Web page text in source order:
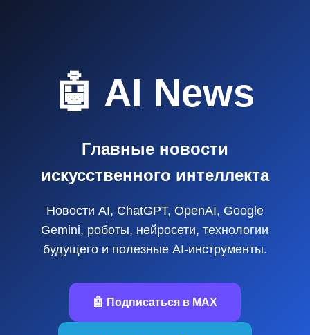
🤖 AI News
Главные новости
искусственного интеллекта
Новости AI, ChatGPT, OpenAI, Google
Gemini, роботы, нейросети, технологии
будущего и полезные AI‑инструменты.
🤖 Подписаться в MAX